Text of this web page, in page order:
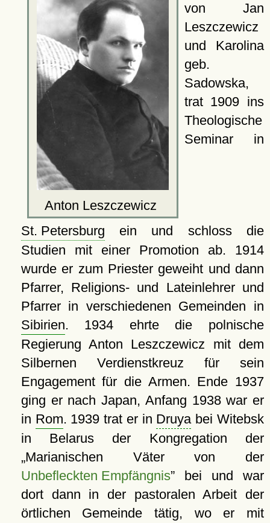
Anton Leszczewicz
von Jan
Leszczewicz
und Karolina
geb.
Sadowska,
trat 1909 ins
Theologische
Seminar in
St. Petersburg ein und schloss die
Studien mit einer Promotion ab. 1914
wurde er zum Priester geweiht und dann
Pfarrer, Religions- und Lateinlehrer und
Pfarrer in verschiedenen Gemeinden in
Sibirien. 1934 ehrte die polnische
Regierung Anton Leszczewicz mit dem
Silbernen Verdienstkreuz für sein
Engagement für die Armen. Ende 1937
ging er nach Japan, Anfang 1938 war er
in Rom. 1939 trat er in Druya bei Witebsk
in Belarus der Kongregation der
Marianischen Väter von der
Unbefleckten Empfängnis bei und war
dort dann in der pastoralen Arbeit der
örtlichen Gemeinde tätig, wo er mit